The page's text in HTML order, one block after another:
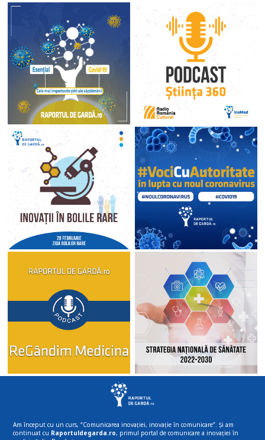
Am început cu un curs, “Comunicarea inovației, inovație în comunicare”. Și am
continuat cu Raportuldegarda.ro, primul portal de comunicare a inovației în